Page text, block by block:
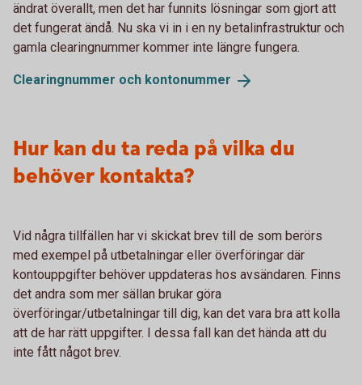
ändrat överallt, men det har funnits lösningar som gjort att
det fungerat ändå. Nu ska vi in i en ny betalinfrastruktur och
gamla clearingnummer kommer inte längre fungera.
Clearingnummer och kontonummer
Hur kan du ta reda på vilka du
behöver kontakta?
Vid några tillfällen har vi skickat brev till de som berörs
med exempel på utbetalningar eller överföringar där
kontouppgifter behöver uppdateras hos avsändaren. Finns
det andra som mer sällan brukar göra
överföringar/utbetalningar till dig, kan det vara bra att kolla
att de har rätt uppgifter. I dessa fall kan det hända att du
inte fått något brev.